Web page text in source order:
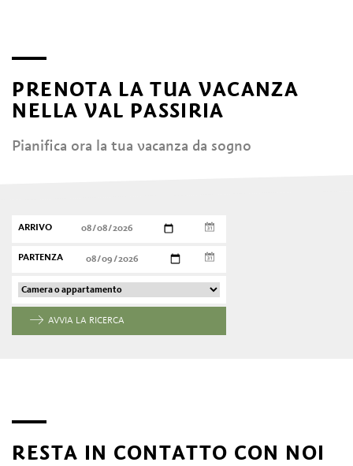
PRENOTA LA TUA VACANZA
NELLA VAL PASSIRIA
Pianifica ora la tua vacanza da sogno
ARRIVO
PARTENZA
AVVIA LA RICERCA
RESTA IN CONTATTO CON NOI